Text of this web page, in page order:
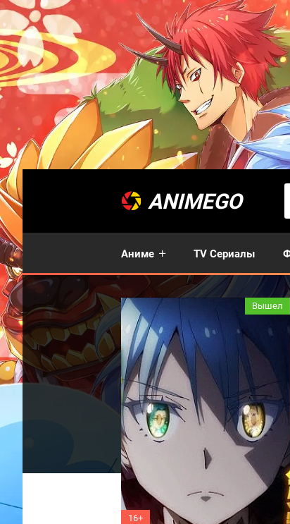
ANIMEGO
Аниме TV Сериалы
Вышел
16+